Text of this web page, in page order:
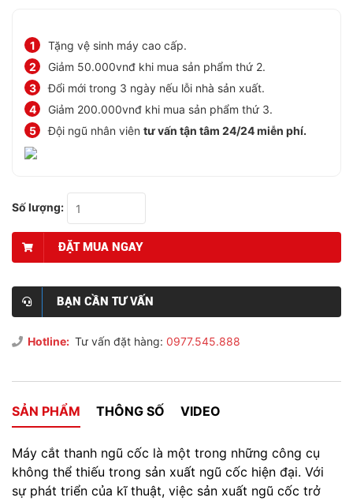
Tặng vệ sinh máy cao cấp.
Giảm 50.000vnđ khi mua sản phẩm thứ 2.
Đổi mới trong 3 ngày nếu lỗi nhà sản xuất.
Giảm 200.000vnđ khi mua sản phẩm thứ 3.
Đội ngũ nhân viên tư vấn tận tâm 24/24 miễn phí.
Số lượng:
ĐẶT MUA NGAY
BẠN CẦN TƯ VẤN
Hotline: Tư vấn đặt hàng: 0977.545.888
SẢN PHẨM THÔNG SỐ VIDEO
Máy cắt thanh ngũ cốc là một trong những công cụ
không thể thiếu trong sản xuất ngũ cốc hiện đại. Với
sự phát triển của kĩ thuật, việc sản xuất ngũ cốc trở